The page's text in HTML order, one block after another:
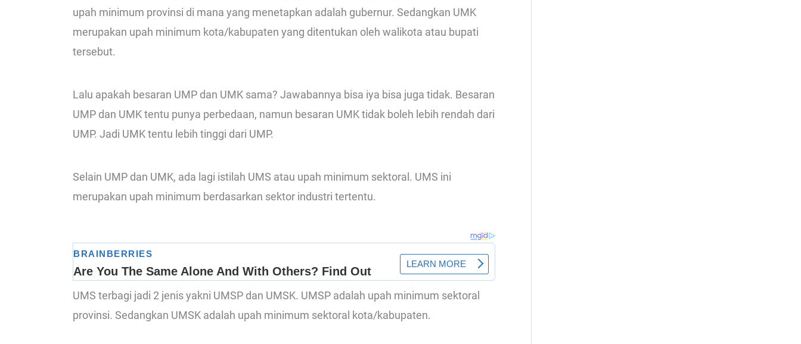
upah minimum provinsi di mana yang menetapkan adalah gubernur. Sedangkan UMK
merupakan upah minimum kota/kabupaten yang ditentukan oleh walikota atau bupati
tersebut.
Lalu apakah besaran UMP dan UMK sama? Jawabannya bisa iya bisa juga tidak. Besaran
UMP dan UMK tentu punya perbedaan, namun besaran UMK tidak boleh lebih rendah dari
UMP. Jadi UMK tentu lebih tinggi dari UMP.
Selain UMP dan UMK, ada lagi istilah UMS atau upah minimum sektoral. UMS ini
merupakan upah minimum berdasarkan sektor industri tertentu.
UMS terbagi jadi 2 jenis yakni UMSP dan UMSK. UMSP adalah upah minimum sektoral
provinsi. Sedangkan UMSK adalah upah minimum sektoral kota/kabupaten.